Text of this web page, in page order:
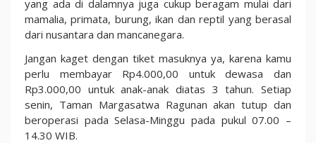
yang ada di dalamnya juga cukup beragam mulai dari
mamalia, primata, burung, ikan dan reptil yang berasal
dari nusantara dan mancanegara.
Jangan kaget dengan tiket masuknya ya, karena kamu
perlu membayar Rp4.000,00 untuk dewasa dan
Rp3.000,00 untuk anak-anak diatas 3 tahun. Setiap
senin, Taman Margasatwa Ragunan akan tutup dan
beroperasi pada Selasa-Minggu pada pukul 07.00 –
14.30 WIB.